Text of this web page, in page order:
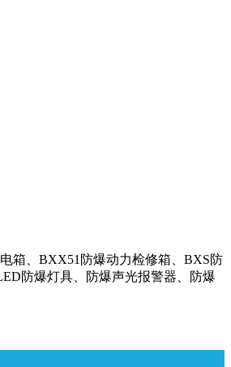
箱、BXX51防爆动力检修箱、BXS防
防爆灯具、防爆声光报警器、防爆